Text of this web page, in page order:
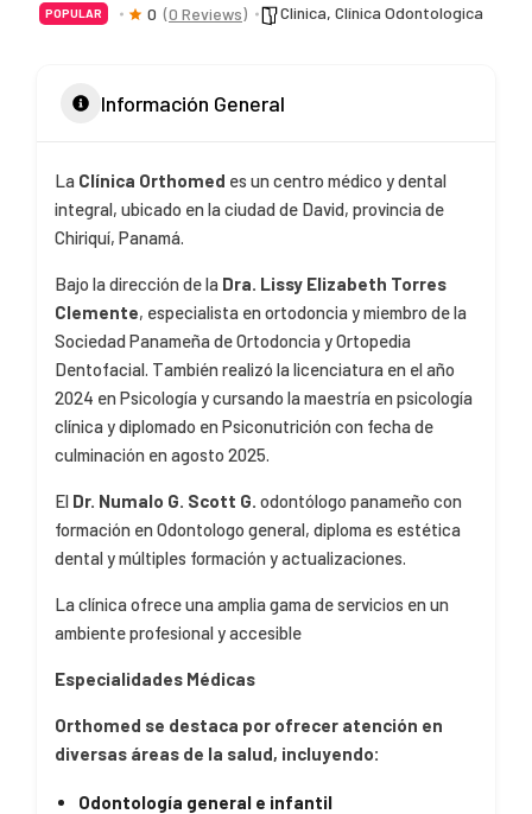
POPULAR 0 (0 Reviews) Clinica, Clínica Odontologica
Información General
La Clínica Orthomed es un centro médico y dental
integral, ubicado en la ciudad de David, provincia de
Chiriquí, Panamá.
Bajo la dirección de la Dra. Lissy Elizabeth Torres
Clemente, especialista en ortodoncia y miembro de la
Sociedad Panameña de Ortodoncia y Ortopedia
Dentofacial. También realizó la licenciatura en el año
2024 en Psicología y cursando la maestría en psicología
clínica y diplomado en Psiconutrición con fecha de
culminación en agosto 2025.
El Dr. Numalo G. Scott G. odontólogo panameño con
formación en Odontologo general, diploma es estética
dental y múltiples formación y actualizaciones.
La clínica ofrece una amplia gama de servicios en un
ambiente profesional y accesible
Especialidades Médicas
Orthomed se destaca por ofrecer atención en
diversas áreas de la salud, incluyendo:
Odontología general e infantil